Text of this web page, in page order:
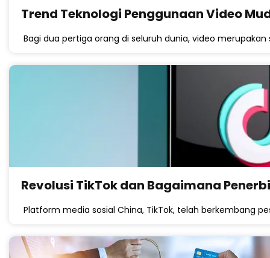
Trend Teknologi Penggunaan Video
Bagi dua pertiga orang di seluruh dunia, video
Revolusi TikTok dan Bagaimana
Platform media sosial China, TikTok, telah berkembang